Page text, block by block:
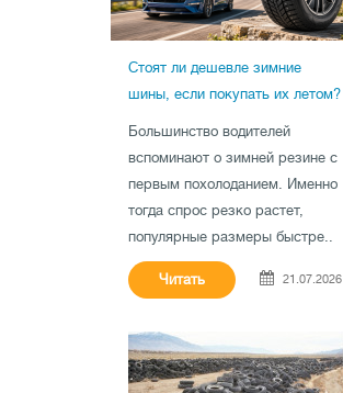
Стоят ли дешевле зимние
шины, если покупать их летом?
Большинство водителей
вспоминают о зимней резине с
первым похолоданием. Именно
тогда спрос резко растет,
популярные размеры быстре..
Читать 21.07.2026